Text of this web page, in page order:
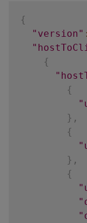
{
"version" :
{
{
} ,
{
} ,
{